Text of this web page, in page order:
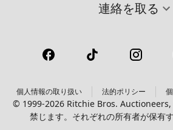
連絡を取る
個人情報の取り扱い 法的ポリシー
© 1999-2026 Ritchie Bros. Auctioneers,
禁じます。それぞれの所有者が保有